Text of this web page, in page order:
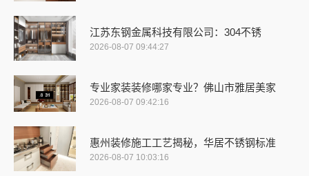
江苏东钢金属科技有限公司：304不锈
2026-08-07 09:44:27
专业家装装修哪家专业？佛山市雅居美家
2026-08-07 09:42:16
惠州装修施工工艺揭秘，华居不锈钢标准
2026-08-07 10:03:16